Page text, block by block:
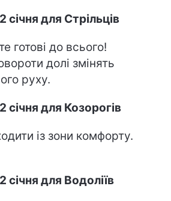
січня для Стрільців
готові до всього!
долі змінять
руху.
січня для Козорогів
із зони комфорту.
січня для Водоліїв